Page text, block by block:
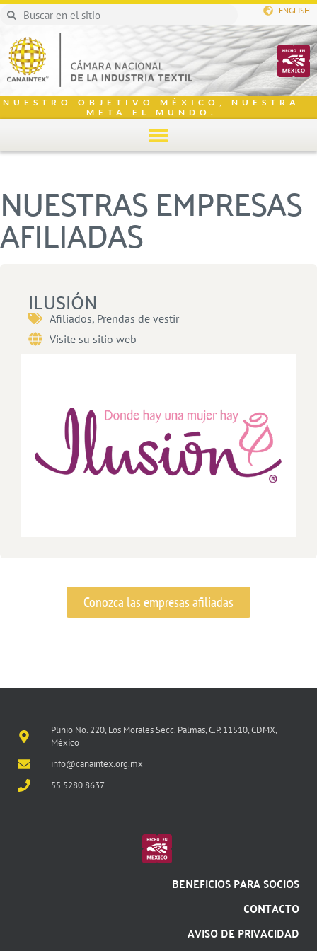
ENGLISH
NUESTRO OBJETIVO MÉXICO, NUESTRA
META EL MUNDO.
NUESTRAS EMPRESAS
AFILIADAS
ILUSIÓN
Afiliados, Prendas de vestir
Visite su sitio web
Conozca las empresas afiliadas
Plinio No. 220, Los Morales Secc. Palmas, C.P. 11510, CDMX,
México
info@canaintex.org.mx
55 5280 8637
BENEFICIOS PARA SOCIOS
CONTACTO
AVISO DE PRIVACIDAD